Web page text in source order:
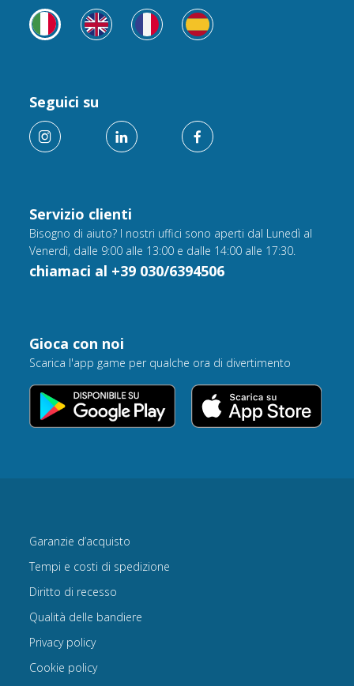
Servizio clienti
Bisogno di aiuto? I nostri uffici sono aperti dal Lunedì al
Venerdì, dalle 9:00 alle 13:00 e dalle 14:00 alle 17:30.
chiamaci al +39 030/6394506
Seguici su
Gioca con noi
Scarica l'app game per qualche ora di divertimento
Garanzie d’acquisto
Tempi e costi di spedizione
Diritto di recesso
Qualità delle bandiere
Privacy policy
Cookie policy